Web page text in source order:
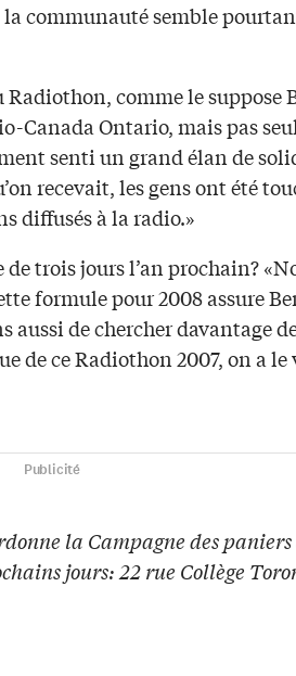
la communauté semble
comme le suppose
Canada Ontario, mais pas
senti un grand élan de
recevait, les gens ont été
diffusés à la radio.»
trois jours l’an prochain?
formule pour 2008 assure
aussi de chercher davantage
de ce Radiothon 2007, on a le
Publicité
la Campagne des
jours: 22 rue Collège